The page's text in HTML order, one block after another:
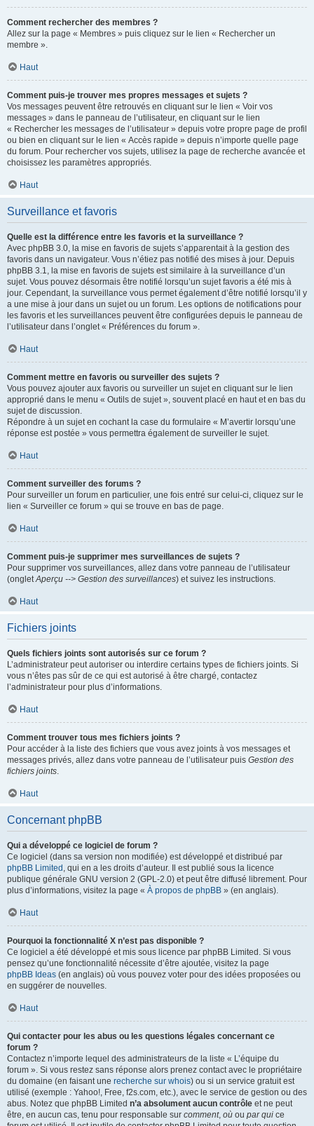
Comment rechercher des membres ?
Allez sur la page « Membres » puis cliquez sur le lien « Rechercher un
membre ».
Haut
Comment puis-je trouver mes propres messages et sujets ?
Vos messages peuvent être retrouvés en cliquant sur le lien « Voir vos
messages » dans le panneau de l’utilisateur, en cliquant sur le lien
« Rechercher les messages de l’utilisateur » depuis votre propre page de profil
ou bien en cliquant sur le lien « Accès rapide » depuis n’importe quelle page
du forum. Pour rechercher vos sujets, utilisez la page de recherche avancée et
choisissez les paramètres appropriés.
Haut
Surveillance et favoris
Quelle est la différence entre les favoris et la surveillance ?
Avec phpBB 3.0, la mise en favoris de sujets s’apparentait à la gestion des
favoris dans un navigateur. Vous n’étiez pas notifié des mises à jour. Depuis
phpBB 3.1, la mise en favoris de sujets est similaire à la surveillance d’un
sujet. Vous pouvez désormais être notifié lorsqu’un sujet favoris a été mis à
jour. Cependant, la surveillance vous permet également d’être notifié lorsqu’il y
a une mise à jour dans un sujet ou un forum. Les options de notifications pour
les favoris et les surveillances peuvent être configurées depuis le panneau de
l’utilisateur dans l’onglet « Préférences du forum ».
Haut
Comment mettre en favoris ou surveiller des sujets ?
Vous pouvez ajouter aux favoris ou surveiller un sujet en cliquant sur le lien
approprié dans le menu « Outils de sujet », souvent placé en haut et en bas du
sujet de discussion.
Répondre à un sujet en cochant la case du formulaire « M’avertir lorsqu’une
réponse est postée » vous permettra également de surveiller le sujet.
Haut
Comment surveiller des forums ?
Pour surveiller un forum en particulier, une fois entré sur celui-ci, cliquez sur le
lien « Surveiller ce forum » qui se trouve en bas de page.
Haut
Comment puis-je supprimer mes surveillances de sujets ?
Pour supprimer vos surveillances, allez dans votre panneau de l’utilisateur
(ongletAperçu --> Gestion des surveillances) et suivez les instructions.
Haut
Fichiers joints
Quels fichiers joints sont autorisés sur ce forum ?
L’administrateur peut autoriser ou interdire certains types de fichiers joints. Si
vous n’êtes pas sûr de ce qui est autorisé à être chargé, contactez
l’administrateur pour plus d’informations.
Haut
Comment trouver tous mes fichiers joints ?
Pour accéder à la liste des fichiers que vous avez joints à vos messages et
messages privés, allez dans votre panneau de l’utilisateur puis Gestion des
fichiers joints.
Haut
Concernant phpBB
Qui a développé ce logiciel de forum ?
Ce logiciel (dans sa version non modifiée) est développé et distribué par
phpBB Limited , qui en a les droits d’auteur. Il est publié sous la licence
publique générale GNU version 2 (GPL-2.0) et peut être diffusé librement. Pour
plus d’informations, visitez la page « À propos de phpBB » (en anglais).
Haut
Pourquoi la fonctionnalité X n’est pas disponible ?
Ce logiciel a été développé et mis sous licence par phpBB Limited. Si vous
pensez qu’une fonctionnalité nécessite d’être ajoutée, visitez la page
phpBB Ideas (en anglais) où vous pouvez voter pour des idées proposées ou
en suggérer de nouvelles.
Haut
Qui contacter pour les abus ou les questions légales concernant ce
forum ?
Contactez n’importe lequel des administrateurs de la liste « L’équipe du
forum ». Si vous restez sans réponse alors prenez contact avec le propriétaire
du domaine (en faisant une recherche sur whois) ou si un service gratuit est
utilisé (exemple : Yahoo!, Free, f2s.com, etc.), avec le service de gestion ou des
abus. Notez que phpBB Limited n’a absolument aucun contrôle et ne peut
être, en aucun cas, tenu pour responsable sur comment, où ou par qui ce